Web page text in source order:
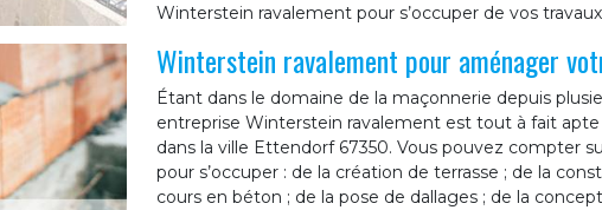
Winterstein ravalement pour s’occuper de vos
Winterstein ravalement pour aménager
Étant dans le domaine de la maçonnerie depuis
entreprise Winterstein ravalement est tout à fait
dans la ville Ettendorf 67350. Vous pouvez compter
pour s’occuper : de la création de terrasse ; de la
cours en béton ; de la pose de dallages ; de la